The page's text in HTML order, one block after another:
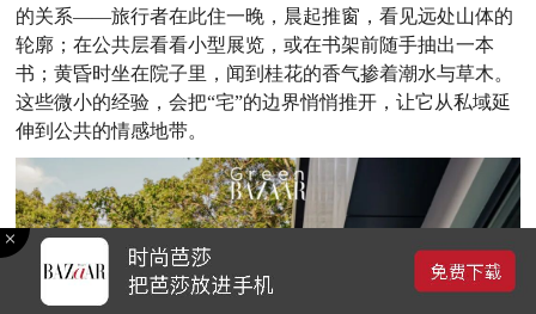
的关系——旅行者在此住一晚，晨起推窗，看见远处山体的
轮廓；在公共层看看小型展览，或在书架前随手抽出一本
书；黄昏时坐在院子里，闻到桂花的香气掺着潮水与草木。
这些微小的经验，会把“宅”的边界悄悄推开，让它从私域延
伸到公共的情感地带。